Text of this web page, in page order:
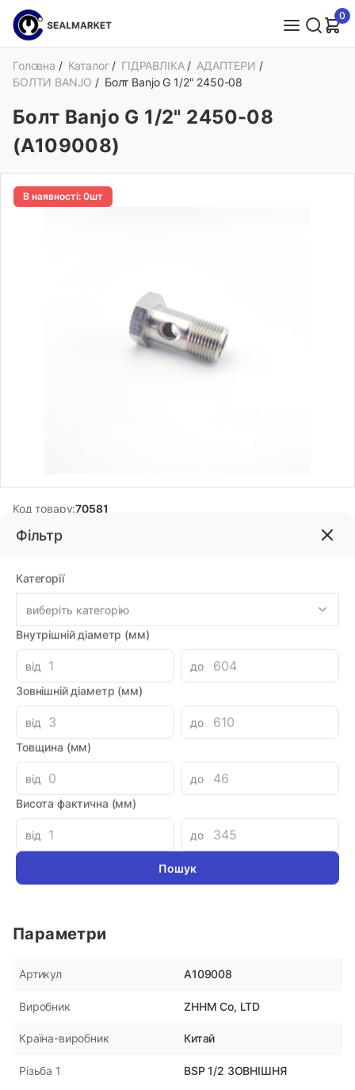
0
Фільтр
Категорії
виберіть категорію
Внутрішній діаметр (мм)
від
до
Зовнішній діаметр (мм)
від
до
Товщина (мм)
від
до
Висота фактична (мм)
від до
Головна / Каталог / ГІДРАВЛІКА / АДАПТЕРИ /
БОЛТИ BANJO / Болт Banjo G 1/2" 2450-08
Болт Banjo G 1/2" 2450-08
(A109008)
В наявності: 0шт
Код товару:70581
Бренд:ZHHM Co, LTD
100.08грн
+ В корзину
Знайшли дешевше?
87.57 при замовленні на загальну сумму 1000 грн.
Аналоги
Кольцо поршня 48x56x4
DR110
180
Параметри
Артикул A109008
Виробник ZHHM Co, LTD
Країна-виробник Китай
Різьба 1 BSP 1/2 ЗОВНІШНЯ